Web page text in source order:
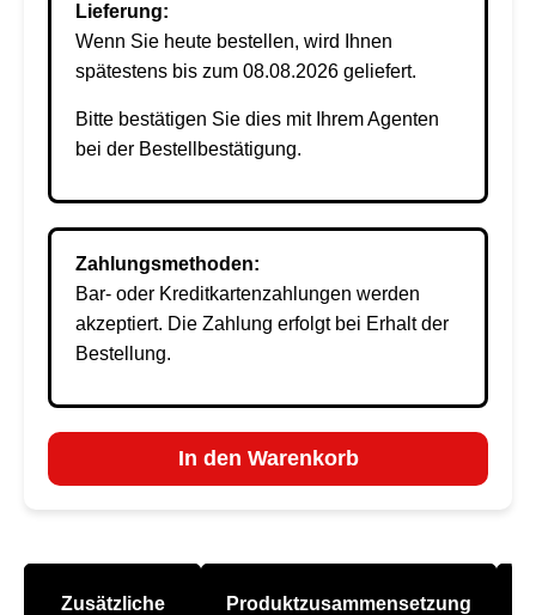
Lieferung:
Wenn Sie heute bestellen, wird Ihnen
spätestens bis zum 08.08.2026 geliefert.
Bitte bestätigen Sie dies mit Ihrem Agenten
bei der Bestellbestätigung.
Zahlungsmethoden:
Bar- oder Kreditkartenzahlungen werden
akzeptiert. Die Zahlung erfolgt bei Erhalt der
Bestellung.
In den Warenkorb
Zusätzliche
Produktzusammensetzung